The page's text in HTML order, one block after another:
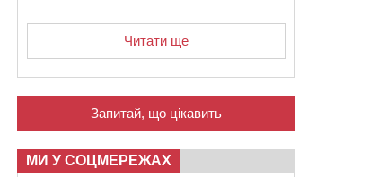
Читати ще
Запитай, що цікавить
МИ У СОЦМЕРЕЖАХ